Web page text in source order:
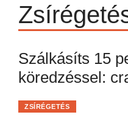
Szálkásíts 15
köredzéssel:
ZSÍRÉGETÉS